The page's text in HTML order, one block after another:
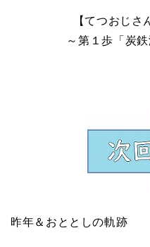
【てつおじさ
～第１歩「炭
昨年＆おととしの軌跡